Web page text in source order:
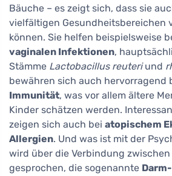
Bäuche – es zeigt sich, dass sie
vielfältigen Gesundheitsbereichen
können. Sie helfen beispielsweise
vaginalen Infektionen,
Stämme Lactobacillus reuteriund
bewähren sich auch hervorragend
Immunität, was vor allem ältere
Kinder schätzen werden.
zeigen sich auch bei atopischem
Allergien. Und was ist mit der
wird über die Verbindung zwischen
gesprochen, die sogenannte